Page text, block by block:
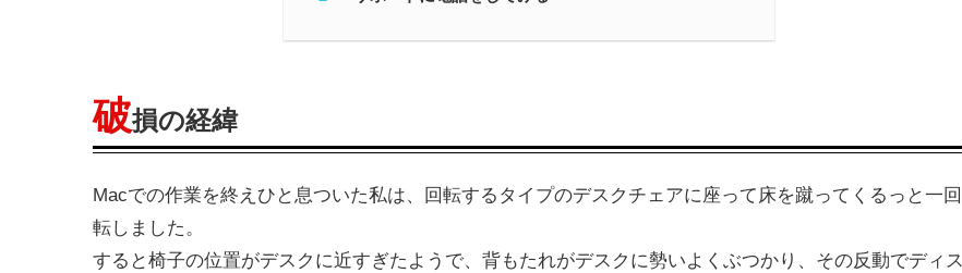
破損の経緯
Macでの作業を終えひと息ついた私は、回転するタイプのデスクチェアに座って床を蹴ってくるっと一回
転しました。
すると椅子の位置がデスクに近すぎたようで、背もたれがデスクに勢いよくぶつかり、その反動でディス